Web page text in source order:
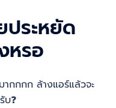
ประหยัด
หรอ
กกกก ล้างแอร์แล้วจะ
❓